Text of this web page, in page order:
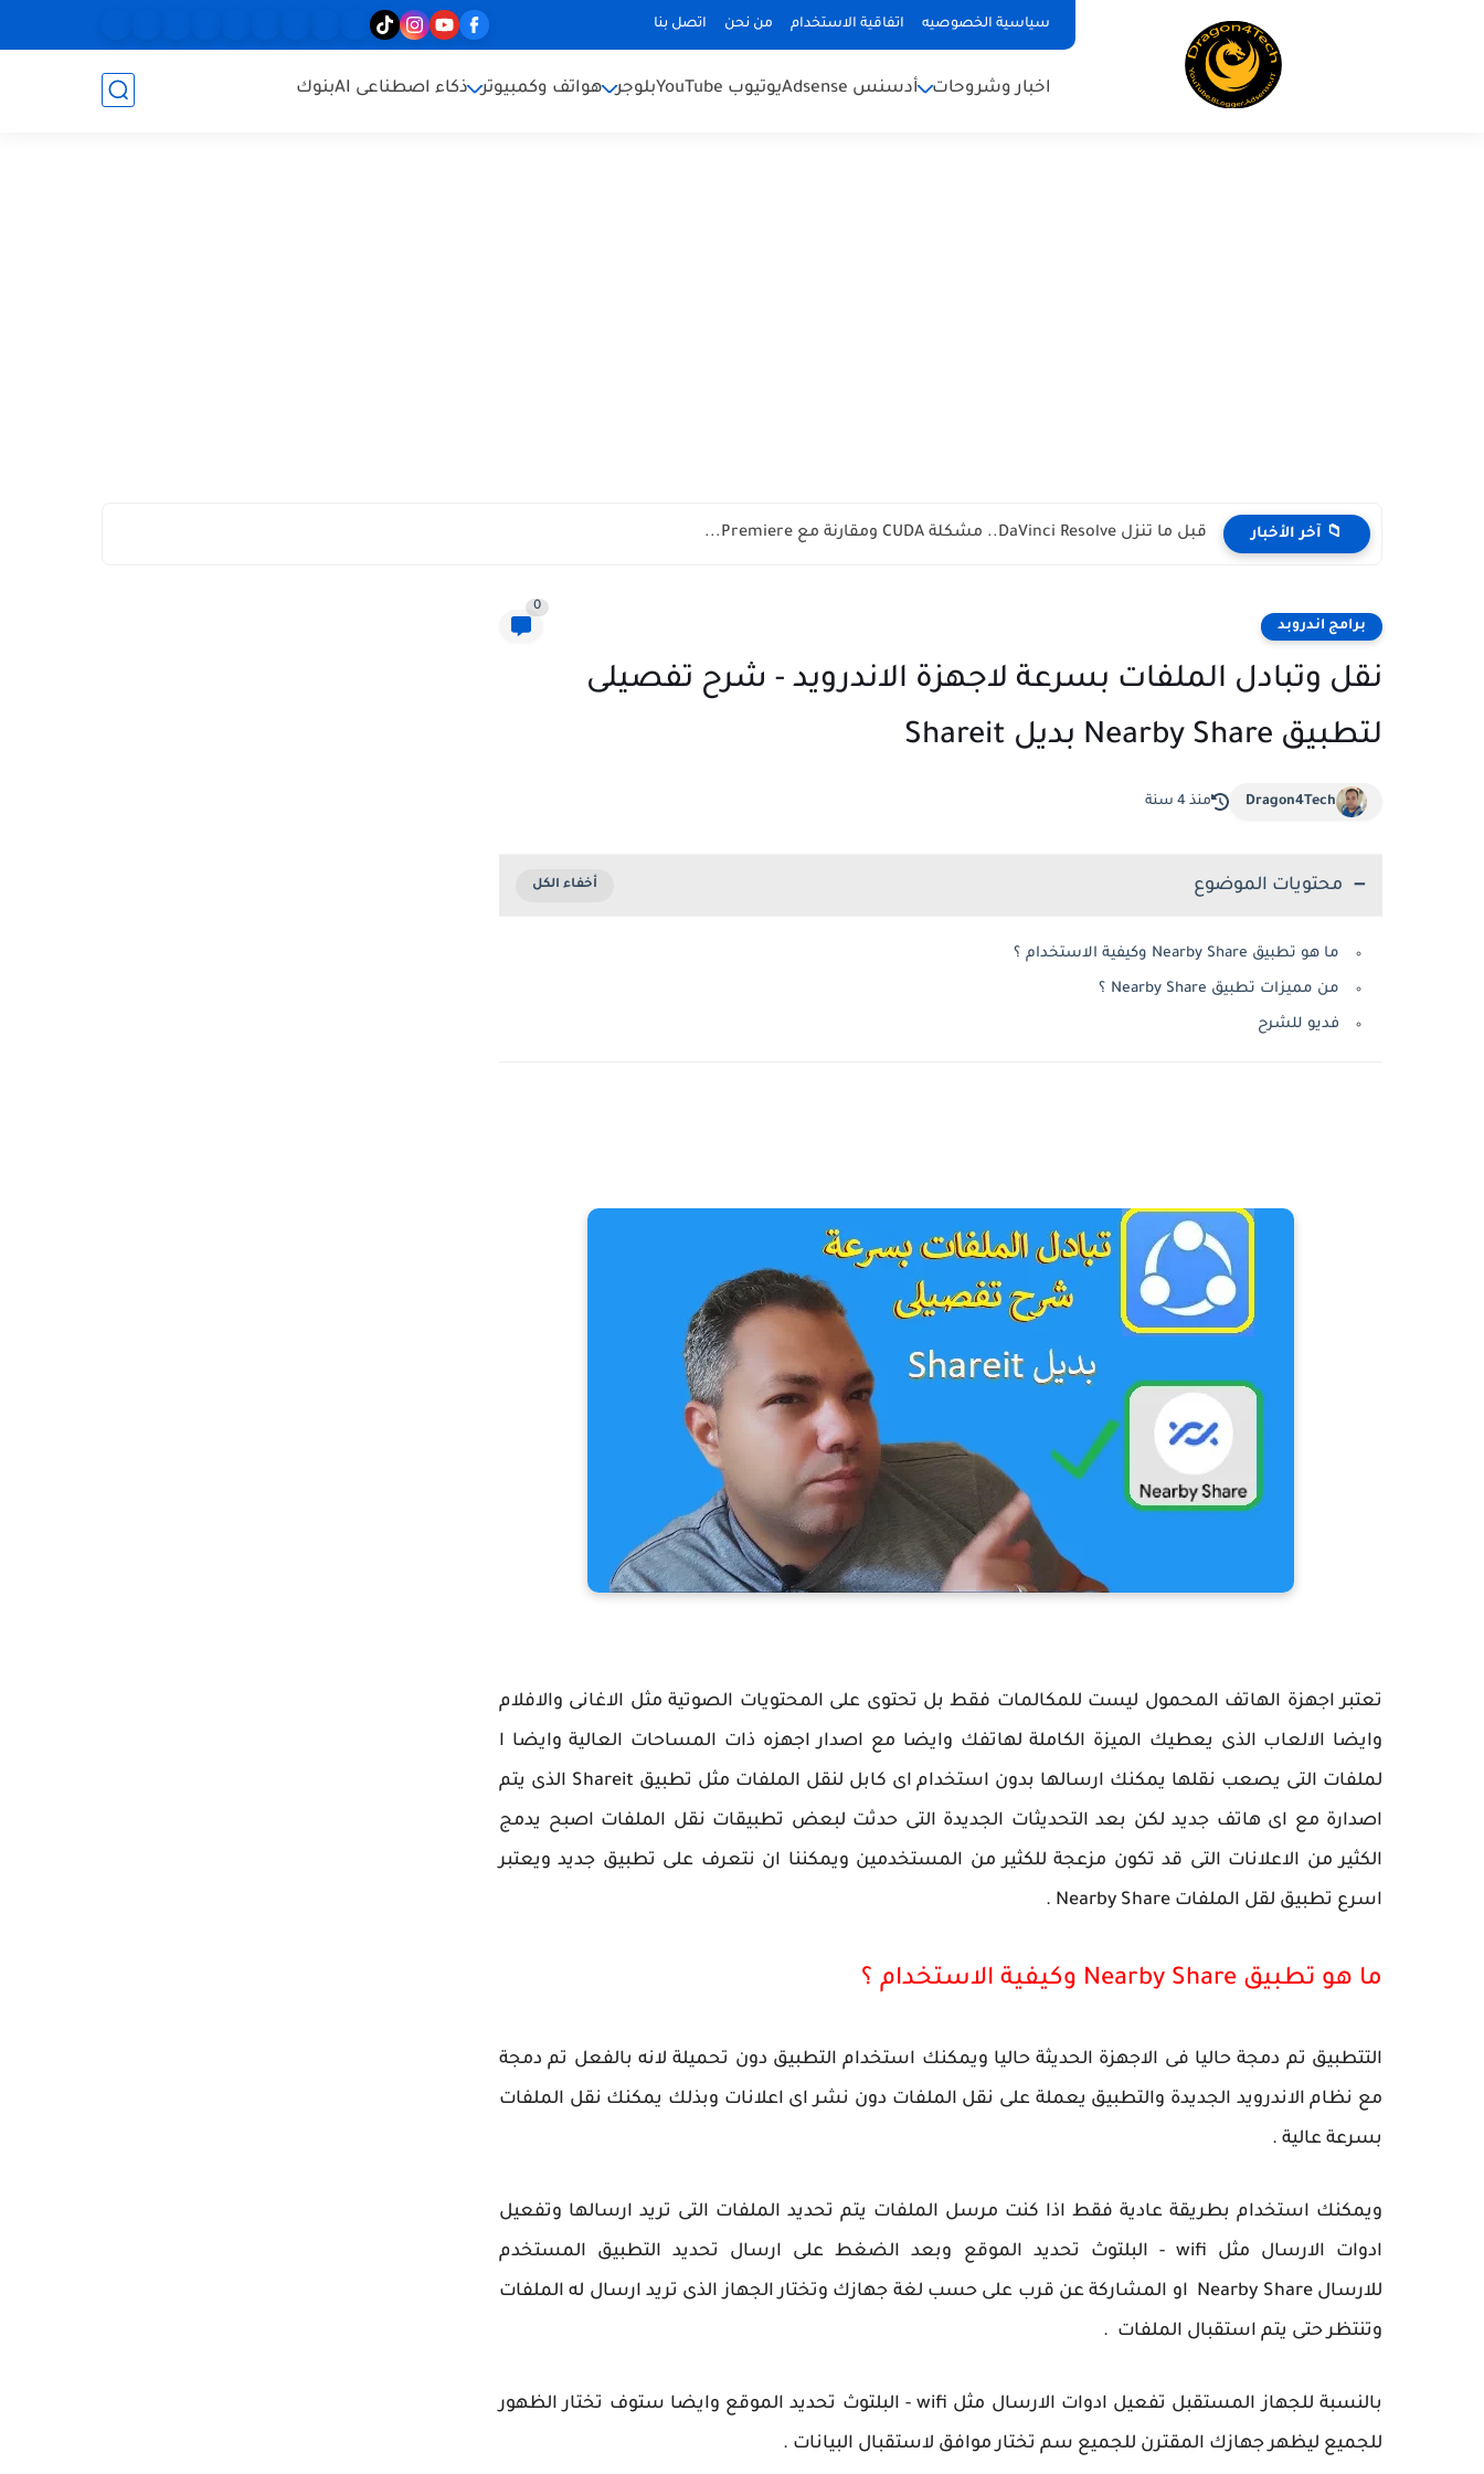
سياسية الخصوصيه اتفاقية الاستخدام من نحن اتصل بنا
اخبار وشروحات أدسنس Adsense يوتيوب YouTube بلوجر هواتف وكمبيوتر ذكاء اصطناعى AI بنوك
📁 آخر الأخبار قبل ما تنزل DaVinci Resolve.. مشكلة CUDA ومقارنة مع Premiere...
برامج اندروبد
0
نقل وتبادل الملفات بسرعة لاجهزة الاندرويد - شرح تفصيلى
لتطبيق Nearby Share بديل Shareit
Dragon4Tech منذ 4 سنة
محتويات الموضوع
ما هو تطبيق Nearby Share وكيفية الاستخدام ؟
من مميزات تطبيق Nearby Share ؟
فديو للشرح
تعتبر اجهزة الهاتف المحمول ليست للمكالمات فقط بل تحتوى على المحتويات الصوتية مثل الاغانى والافلام
وايضا الالعاب الذى يعطيك الميزة الكاملة لهاتفك وايضا مع اصدار اجهزه ذات المساحات العالية وايضا ا
لملفات التى يصعب نقلها يمكنك ارسالها بدون استخدام اى كابل لنقل الملفات مثل تطبيق Shareit الذى يتم
اصدارة مع اى هاتف جديد لكن بعد التحديثات الجديدة التى حدثت لبعض تطبيقات نقل الملفات اصبح يدمج
الكثير من الاعلانات التى قد تكون مزعجة للكثير من المستخدمين ويمكننا ان نتعرف على تطبيق جديد ويعتبر
اسرع تطبيق لقل الملفات Nearby Share .
ما هو تطبيق Nearby Share وكيفية الاستخدام ؟
التتطبيق تم دمجة حاليا فى الاجهزة الحديثة حاليا ويمكنك استخدام التطبيق دون تحميلة لانه بالفعل تم دمجة
مع نظام الاندرويد الجديدة والتطبيق يعملة على نقل الملفات دون نشر اى اعلانات وبذلك يمكنك نقل الملفات
بسرعة عالية .
ويمكنك استخدام بطريقة عادية فقط اذا كنت مرسل الملفات يتم تحديد الملفات التى تريد ارسالها وتفعيل
ادوات الارسال مثل wifi - البلتوث تحديد الموقع وبعد الضغط على ارسال تحديد التطبيق المستخدم
للارسال Nearby Share او المشاركة عن قرب على حسب لغة جهازك وتختار الجهاز الذى تريد ارسال له الملفات
وتنتظر حتى يتم استقبال الملفات .
بالنسبة للجهاز المستقبل تفعيل ادوات الارسال مثل wifi - البلتوث تحديد الموقع وايضا ستوف تختار الظهور
للجميع ليظهر جهازك المقترن للجميع سم تختار موافق لاستقبال البيانات .